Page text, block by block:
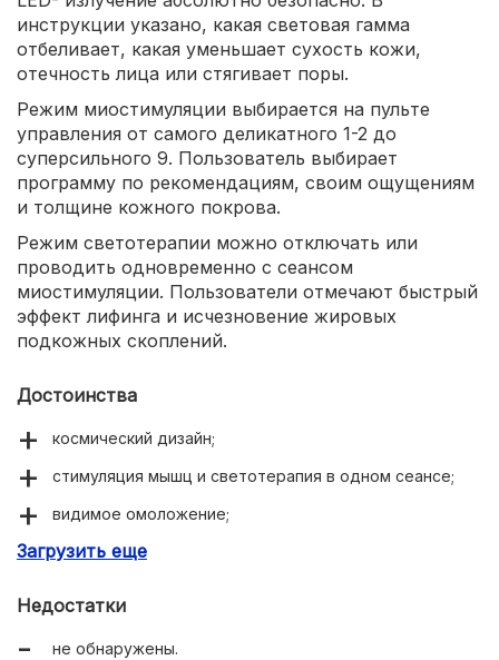
инструкции указано, какая световая гамма
отбеливает, какая уменьшает сухость кожи,
отечность лица или стягивает поры.
Режим миостимуляции выбирается на пульте
управления от самого деликатного 1-2 до
суперсильного 9. Пользователь выбирает
программу по рекомендациям, своим ощущениям
и толщине кожного покрова.
Режим светотерапии можно отключать или
проводить одновременно с сеансом
миостимуляции. Пользователи отмечают быстрый
эффект лифинга и исчезновение жировых
подкожных скоплений.
Достоинства
космический дизайн;
стимуляция мышц и светотерапия в одном сеансе;
видимое омоложение;
четкость контуров лица;
Загрузить еще
Недостатки
не обнаружены.